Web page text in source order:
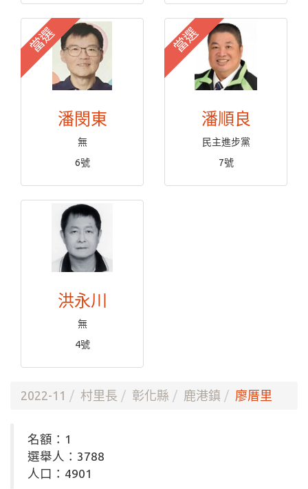
當選
潘閔東
無
6號
當選
潘順良
民主進步黨
7號
洪永川
無
4號
2022-11 村里長 彰化縣 鹿港鎮 廖厝里
名額：1
選舉人：3788
人口：4901